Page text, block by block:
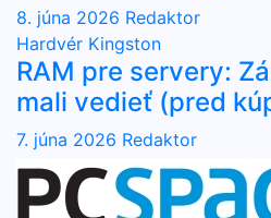
8. júna 2026 Redaktor
Hardvér Kingston
RAM pre servery:
mali vedieť (pred
7. júna 2026 Redaktor